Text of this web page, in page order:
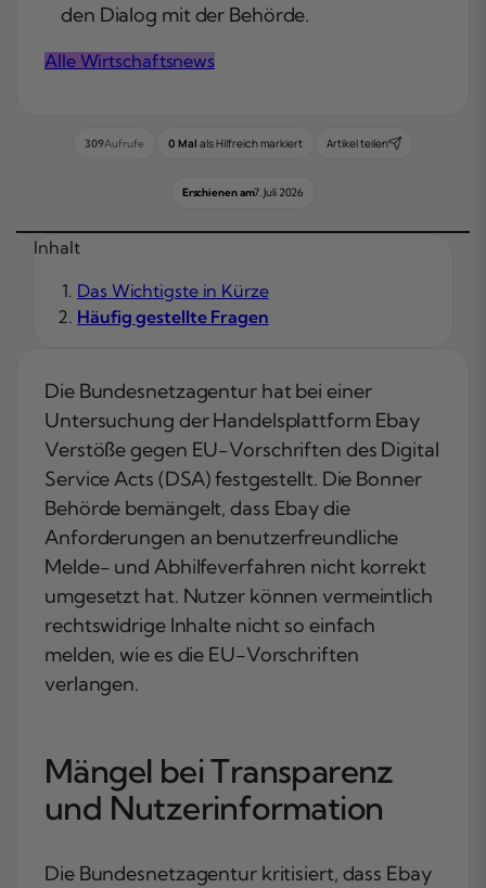
den Dialog mit der Behörde.
Alle Wirtschaftsnews
309Aufrufe 0 Mal als Hilfreich markiert Artikel teilen
Erschienen am7. Juli 2026
Inhalt
Das Wichtigste in Kürze
Häufig gestellte Fragen
Die Bundesnetzagentur hat bei einer
Untersuchung der Handelsplattform Ebay
Verstöße gegen EU-Vorschriften des Digital
Service Acts (DSA) festgestellt. Die Bonner
Behörde bemängelt, dass Ebay die
Anforderungen an benutzerfreundliche
Melde- und Abhilfeverfahren nicht korrekt
umgesetzt hat. Nutzer können vermeintlich
rechtswidrige Inhalte nicht so einfach
melden, wie es die EU-Vorschriften
verlangen.
Mängel bei Transparenz
und Nutzerinformation
Die Bundesnetzagentur kritisiert, dass Ebay